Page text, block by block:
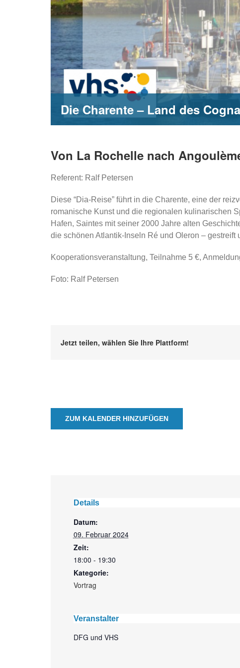
Die Charente – Land des
Von La Rochelle nach
Referent: Ralf Petersen
Diese “Dia-Reise” führt in die Charente, eine der
romanische Kunst und die regionalen kulinarischen
Hafen, Saintes mit seiner 2000 Jahre alten
die schönen Atlantik-Inseln Ré und Oleron –
Kooperationsveranstaltung, Teilnahme 5 €,
Foto: Ralf Petersen
Jetzt teilen, wählen Sie Ihre Plattform!
ZUM KALENDER HINZUFÜGEN
Details
Datum:
09. Februar 2024
Zeit:
18:00 - 19:30
Kategorie:
Vortrag
Veranstalter
DFG und VHS